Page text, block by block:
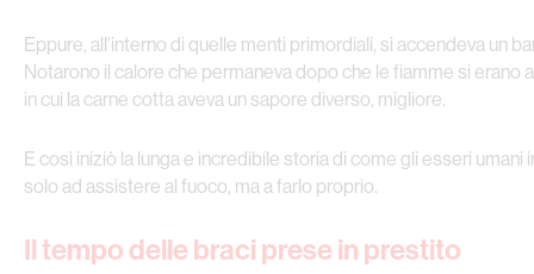
Eppure, all'interno di quelle menti primordiali, si accendeva un
Notarono il calore che permaneva dopo che le fiamme si erano
in cui la carne cotta aveva un sapore diverso, migliore.
E così iniziò la lunga e incredibile storia di come gli esseri umani
solo ad assistere al fuoco, ma a farlo proprio.
Il tempo delle braci prese in prestito